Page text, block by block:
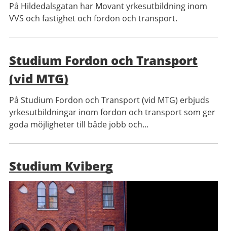
På Hildedalsgatan har Movant yrkesutbildning inom
VVS och fastighet och fordon och transport.
Studium Fordon och Transport
(vid MTG)
På Studium Fordon och Transport (vid MTG) erbjuds
yrkesutbildningar inom fordon och transport som ger
goda möjligheter till både jobb och...
Studium Kviberg